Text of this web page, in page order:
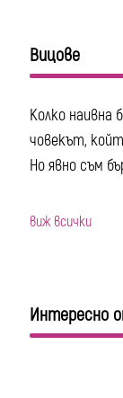
Вицове
Колко наивна
човекът,
Но явно съм
виж всички
Интересно